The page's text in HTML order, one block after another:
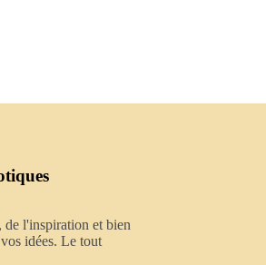
de l'inspiration et bien
idées. Le tout